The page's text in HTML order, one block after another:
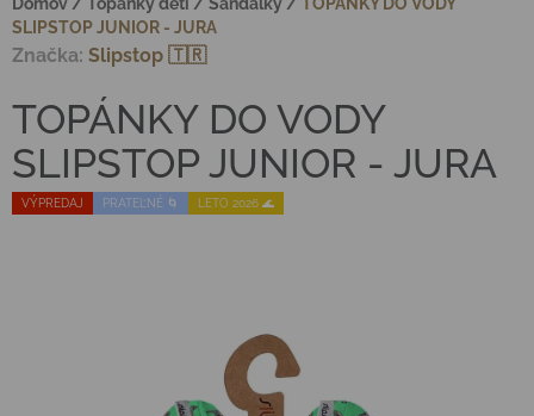
SLIPSTOP JUNIOR - JURA
VÝPREDAJ PRATEĽNÉ 🌀 LETO 2026 🌊
TOPÁNKY DO VODY
SLIPSTOP JUNIOR - JURA
Značka: Slipstop 🇹🇷